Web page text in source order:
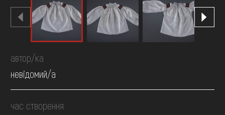
автор/ка
невідомий/а
час створення